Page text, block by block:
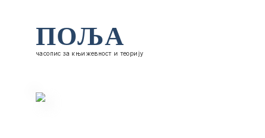
ПОЉА
часопис за књижевност и теорију